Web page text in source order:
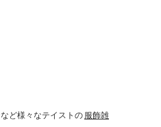
ど様々なテイストの 服飾雑